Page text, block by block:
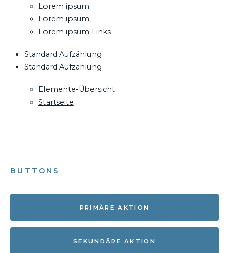
Lorem ipsum
Lorem ipsum
Lorem ipsum Links
Standard Aufzählung
Standard Aufzählung
Elemente-Übersicht
Startseite
BUTTONS
PRIMÄRE AKTION
SEKUNDÄRE AKTION